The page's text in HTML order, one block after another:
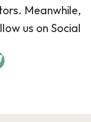
Meanwhile,
us on Social.